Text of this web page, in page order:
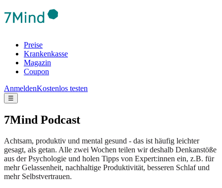
Preise
Krankenkasse
Magazin
Coupon
AnmeldenKostenlos testen
☰
7Mind Podcast
Achtsam, produktiv und mental gesund - das ist häufig leichter
gesagt, als getan. Alle zwei Wochen teilen wir deshalb Denkanstöße
aus der Psychologie und holen Tipps von Expert:innen ein, z.B. für
mehr Gelassenheit, nachhaltige Produktivität, besseren Schlaf und
mehr Selbstvertrauen.